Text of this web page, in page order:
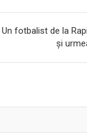
fotbalist de la
și